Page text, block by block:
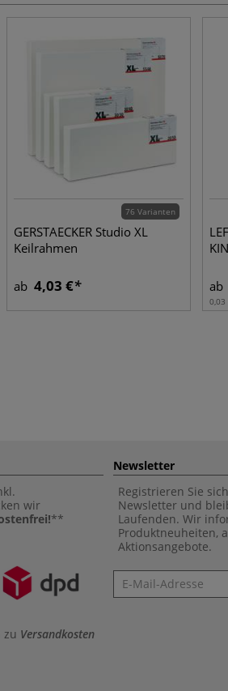
76 Varianten
GERSTAECKER Studio XL
Keilrahmen
ab 4,03 € ab
wir
**
zu Versandkosten
Newsletter
Registrieren Sie
Newsletter und
Laufenden. Wir
Produktneuheiten,
Aktionsangebote.
Newsletter